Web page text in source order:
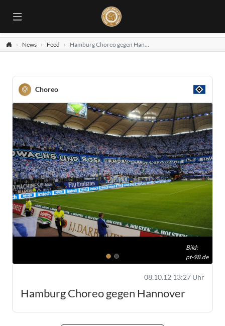
News Feed Hamburg Choreo gegen Hannover
Choreo
Bild:
pt-98.de
08.10.12 13:27 Uhr
Hamburg Choreo gegen Hannover